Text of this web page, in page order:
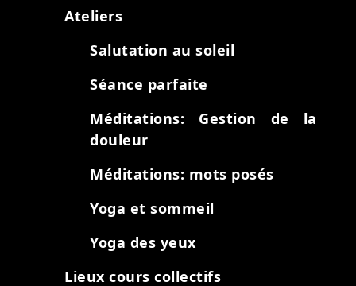
Ateliers
Salutation au soleil
Séance parfaite
Méditations: Gestion de la
douleur
Méditations: mots posés
Yoga et sommeil
Yoga des yeux
Lieux cours collectifs